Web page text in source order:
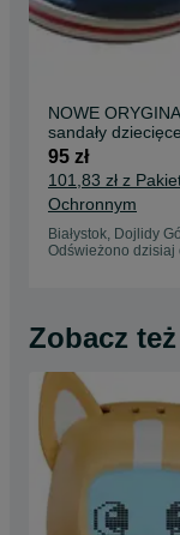
NOWE
sandały dziecięce
Crocs Crocband
r. 22/23
95 zł
101,83 zł z
Ochronnym
Białystok, Dojlidy
Odświeżono dzisiaj
Zobacz też